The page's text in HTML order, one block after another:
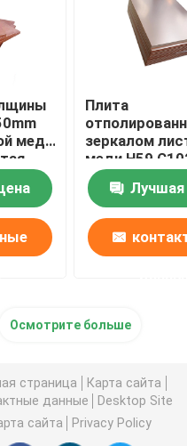
меди
Плита
зеркалом
меди H59
бронзовые
подгонянное
Лучшая
Осмотрите больше
страница
Карта сайта
данные
Desktop Site
сайта
Privacy Policy